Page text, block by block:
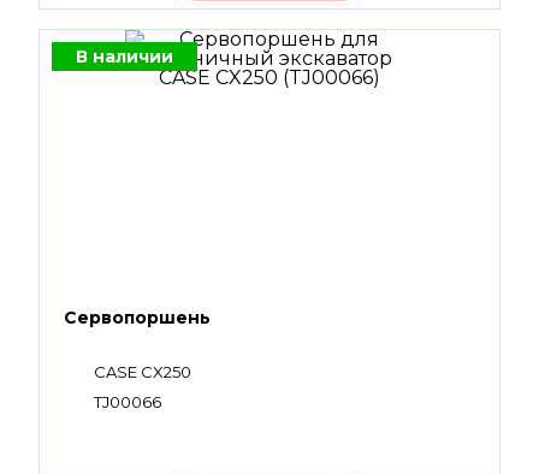
В наличии
Сервопоршень
CASE CX250
TJ00066